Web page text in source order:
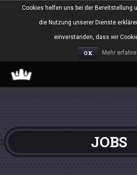
Cookies helfen uns bei der Bereitstellung
die Nutzung unserer Dienste
einverstanden, dass wir
OK Mehr
JOBS